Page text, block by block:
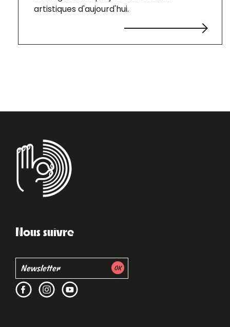
artistiques d'aujourd'hui.
Nous suivre